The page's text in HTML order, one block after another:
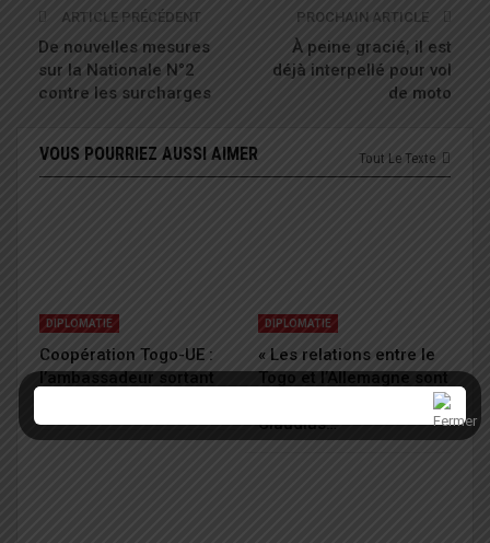
ARTICLE PRÉCÉDENT
De nouvelles mesures
sur la Nationale N°2
contre les surcharges
PROCHAIN ARTICLE
À peine gracié, il est
déjà interpellé pour vol
de moto
Tout Le Texte
VOUS POURRIEZ AUSSI AIMER
DIPLOMATIE
Coopération Togo-UE :
l’ambassadeur sortant
DIPLOMATIE
« Les relations entre le
Togo et l’Allemagne sont
sur le bon chemin », Dr
Claudius…